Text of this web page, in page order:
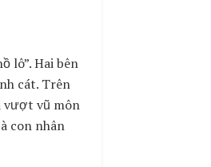
lô”. Hai bên
cát. Trên
vượt vũ môn
con nhân